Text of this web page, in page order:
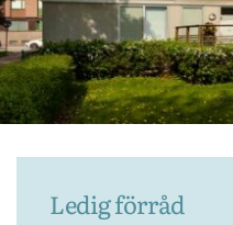
Ledig förråd